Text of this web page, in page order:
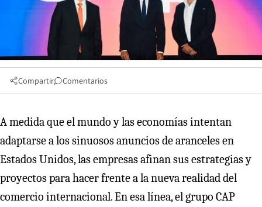
Compartir Comentarios
A medida que el mundo y las economías intentan
adaptarse a los sinuosos anuncios de aranceles en
Estados Unidos, las empresas afinan sus estrategias y
proyectos para hacer frente a la nueva realidad del
comercio internacional. En esa línea, el grupo CAP